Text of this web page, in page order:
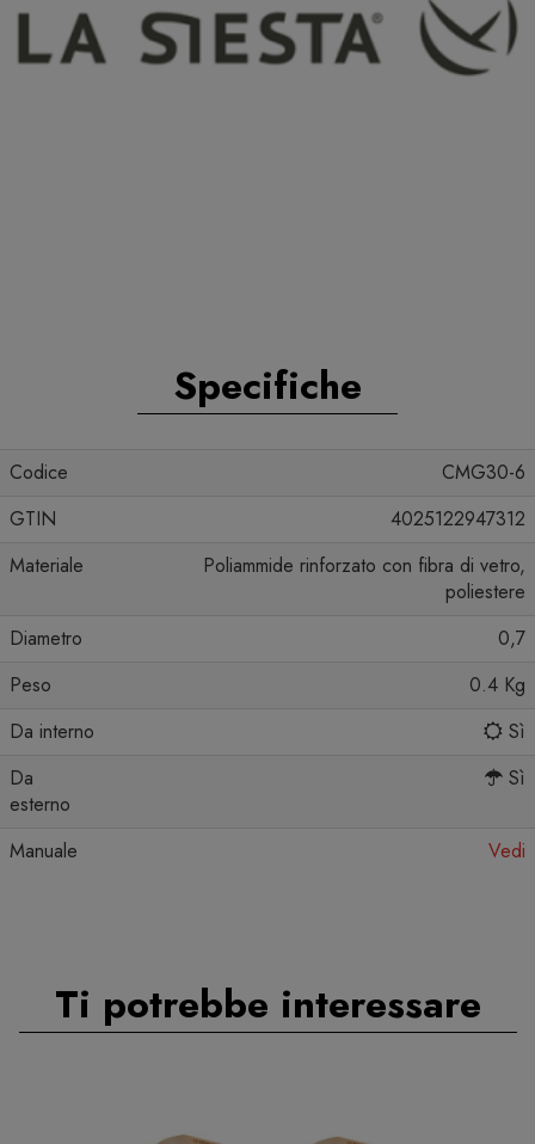
Specifiche
Codice
CMG30-6
GTIN
4025122947312
Materiale
Poliammide rinforzato con fibra di vetro,
poliestere
Diametro
0,7
Peso
0.4 Kg
Da interno
Sì
Da
esterno
Sì
Manuale Vedi
Ti potrebbe interessare